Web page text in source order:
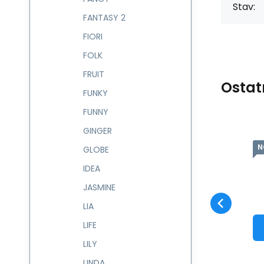
Stav:
NOVINKA
Batůžek 9 l SWEET
Záruka
DO KOŠÍKU
FANTASY 2
FIORI
FOLK
FRUIT
FUNKY
FUNNY
GINGER
GLOBE
IDEA
JASMINE
LIA
LIFE
LILY